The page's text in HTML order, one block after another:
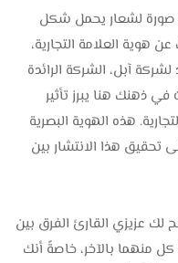
صورة لشعار يحمل شكل
هوية العلامة التجارية،
آبل، الشركة الرائدة
ذهنك هنا يبرز تأثير
هذه الهوية البصرية
تحقيق هذا الانتشار بين
عزيزي القارئ الفرق بين
كل منهما بالآخر، خاصةً أنك